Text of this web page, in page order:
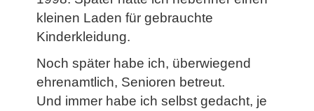
kleinen Laden für gebrauchte
Kinderkleidung.
Noch später habe ich, überwiegend
ehrenamtlich, Senioren betreut.
Und immer habe ich selbst gedacht, je